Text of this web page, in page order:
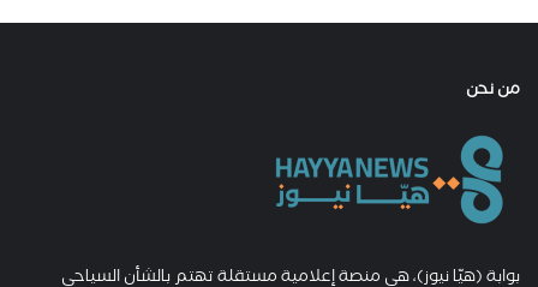
من نحن
بوابة (هيّا نيوز)، هي منصة إعلامية مستقلة تهتم بالشأن السياحي